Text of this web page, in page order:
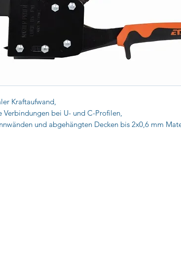
Kraftaufwand,
Verbindungen bei U- und C-Profilen,
und abgehängten Decken bis 2x0,6 mm